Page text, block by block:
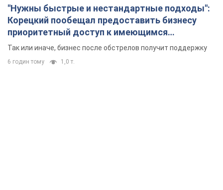
"Нужны быстрые и нестандартные подходы":
Корецкий пообещал предоставить бизнесу
приоритетный доступ к имеющимся
складским помещениям
Так или иначе, бизнес после обстрелов получит поддержку
6 годин тому 1,0 т.